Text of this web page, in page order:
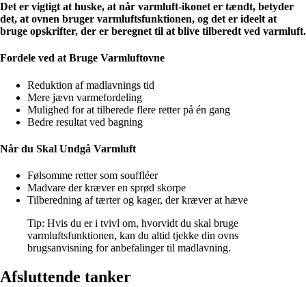
Det er vigtigt at huske, at når varmluft-ikonet er tændt, betyder
det, at ovnen bruger varmluftsfunktionen, og det er ideelt at
bruge opskrifter, der er beregnet til at blive tilberedt ved varmluft.
Fordele ved at Bruge Varmluftovne
Reduktion af madlavnings tid
Mere jævn varmefordeling
Mulighed for at tilberede flere retter på én gang
Bedre resultat ved bagning
Når du Skal Undgå Varmluft
Følsomme retter som souffléer
Madvare der kræver en sprød skorpe
Tilberedning af tærter og kager, der kræver at hæve
Tip: Hvis du er i tvivl om, hvorvidt du skal bruge
varmluftsfunktionen, kan du altid tjekke din ovns
brugsanvisning for anbefalinger til madlavning.
Afsluttende tanker